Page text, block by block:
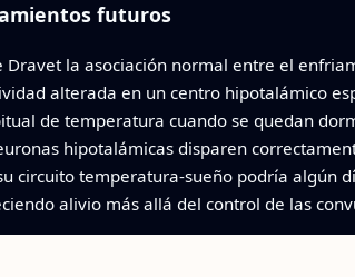
futuros
la asociación normal entre el
alterada en un centro hipotalámico
de temperatura cuando se quedan
hipotalámicas disparen
circuito temperatura‑sueño podría algún
alivio más allá del control de las